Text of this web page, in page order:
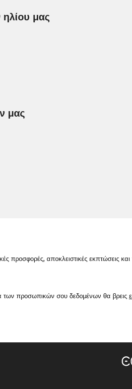
μας
μας
αποκλειστικές εκπτώσεις και
των προσωπικών σου δεδομένων θα βρεις